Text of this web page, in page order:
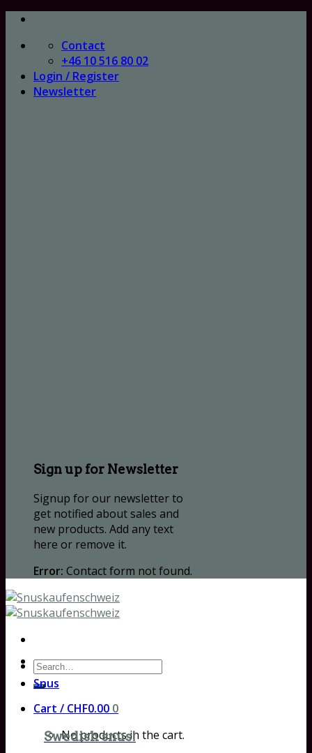
Skip
content
Contact
+46 10 516 80 02
Login / Register
Newsletter
Sign up for Newsletter
Signup for our newsletter to
get notified about sales and
new products. Add any text
here or remove it.
Error: Contact form not found.
Search
for:
Cart / CHF0.00 0
No products in the cart.
Snus
Swedish snus!